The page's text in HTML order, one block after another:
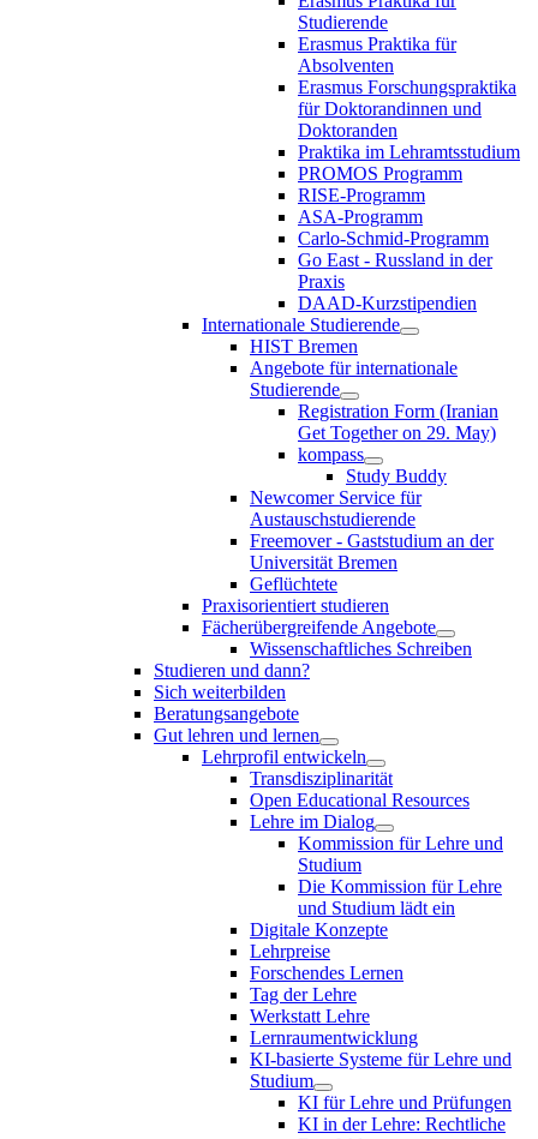
Studierende
Erasmus Praktika für
Absolventen
Erasmus Forschungspraktika
für Doktorandinnen und
Doktoranden
Praktika im Lehramtsstudium
PROMOS Programm
RISE-Programm
ASA-Programm
Carlo-Schmid-Programm
Go East - Russland in der
Praxis
DAAD-Kurzstipendien
Internationale Studierende
HIST Bremen
Angebote für internationale
Studierende
Registration Form (Iranian
Get Together on 29. May)
kompass
Study Buddy
Newcomer Service für
Austauschstudierende
Freemover - Gaststudium an der
Universität Bremen
Geflüchtete
Praxisorientiert studieren
Fächerübergreifende Angebote
Wissenschaftliches Schreiben
Studieren und dann?
Sich weiterbilden
Beratungsangebote
Gut lehren und lernen
Lehrprofil entwickeln
Transdisziplinarität
Open Educational Resources
Lehre im Dialog
Kommission für Lehre und
Studium
Die Kommission für Lehre
und Studium lädt ein
Digitale Konzepte
Lehrpreise
Forschendes Lernen
Tag der Lehre
Werkstatt Lehre
Lernraumentwicklung
KI-basierte Systeme für Lehre und
Studium
KI für Lehre und Prüfungen
KI in der Lehre: Rechtliche